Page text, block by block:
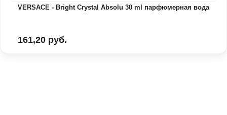
VERSACE - Bright Crystal Absolu 30 ml парфюмерная вода
161,20 руб.